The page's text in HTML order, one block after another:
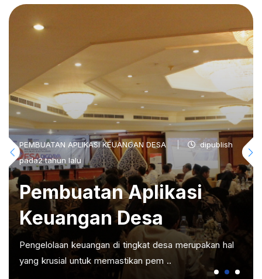
PEMBUATAN APLIKASI KEUANGAN DESA
dipublish
pada2 tahun lalu
Pembuatan Aplikasi
Keuangan Desa
Pengelolaan keuangan di tingkat desa merupakan hal
yang krusial untuk memastikan pem ..